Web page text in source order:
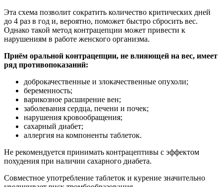
Эта схема позволит сократить количество критических дней
до 4 раз в год и, вероятно, поможет быстро сбросить вес.
Однако такой метод контрацепции может привести к
нарушениям в работе женского организма.
Приём оральной контрацепции, не влияющей на вес, имеет
ряд противопоказаний:
доброкачественные и злокачественные опухоли;
беременность;
варикозное расширение вен;
заболевания сердца, печени и почек;
нарушения кровообращения;
сахарный диабет;
аллергия на компоненты таблеток.
Не рекомендуется принимать контрацептивы с эффектом
похудения при наличии сахарного диабета.
Совместное употребление таблеток и курение значительно